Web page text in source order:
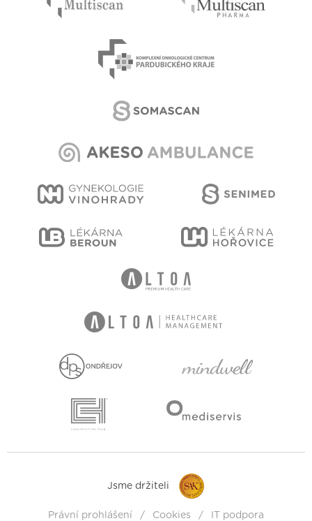
Jsme držiteli
Právní prohlášení Cookies IT podpora